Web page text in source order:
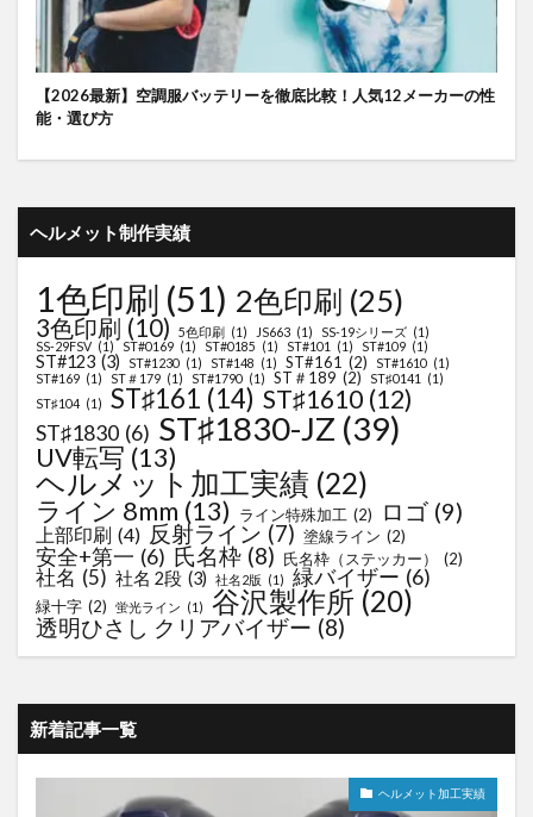
【2026最新】空調服バッテリーを徹底比較！人気12メーカーの性
能・選び方
ヘルメット制作実績
1色印刷 (51) 2色印刷 (25)
3色印刷 (10) 5色印刷 (1) JS663 (1) SS-19シリーズ (1)
SS-29FSV (1) ST#0169 (1) ST#0185 (1) ST#101 (1) ST#109 (1)
ST#123 (3) ST#1230 (1) ST#148 (1) ST#161 (2) ST#1610 (1)
ST#169 (1) ST＃179 (1) ST#1790 (1) ST＃189 (2) ST♯0141
(1)
ST♯104 (1) ST♯161 (14) ST♯1610 (12)
ST♯1830 (6) ST♯1830-JZ (39)
UV転写 (13)
ヘルメット加工実績 (22)
ライン 8mm (13) ライン特殊加工 (2) ロゴ (9)
上部印刷 (4) 反射ライン (7) 塗線ライン (2)
安全+第一 (6) 氏名枠 (8) 氏名枠（ステッカー） (2)
社名 (5) 社名 2段 (3) 社名2版 (1) 緑バイザー (6)
緑十字 (2) 蛍光ライン (1) 谷沢製作所 (20)
透明ひさし クリアバイザー (8)
新着記事一覧
ヘルメット加工実績